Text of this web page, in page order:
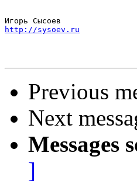
http://sysoev.ru
Previous
Next
Messages
]